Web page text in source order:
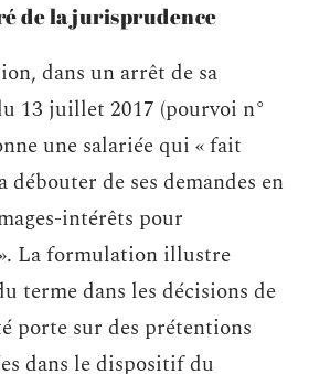
de la jurisprudence
dans un arrêt de sa
13 juillet 2017 (pourvoi n°
une salariée qui « fait
débouter de ses demandes en
intérêts pour
La formulation illustre
terme dans les décisions de
porte sur des prétentions
dans le dispositif du